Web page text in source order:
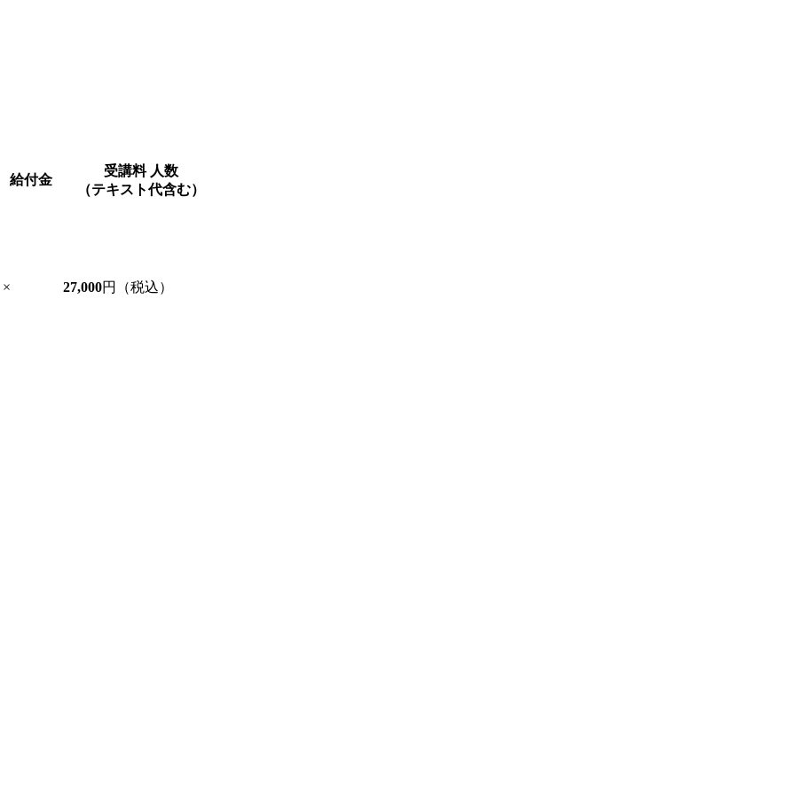
給付金
受講料 人数
（テキスト代含む）
× 27,000円（税込）